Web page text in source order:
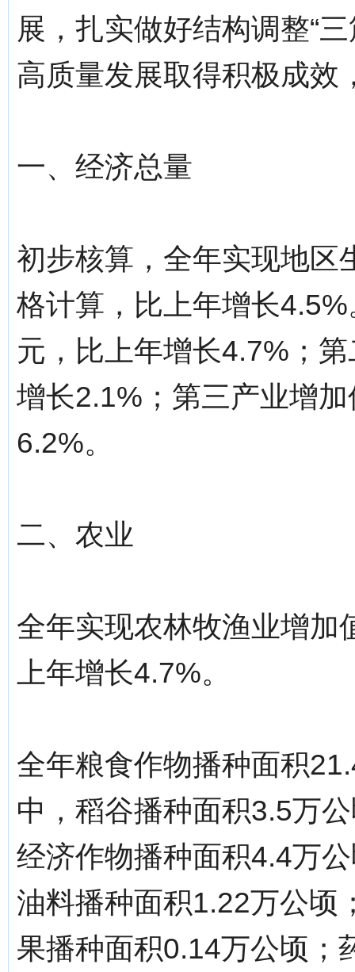
展，扎实做好结构调整“
高质量发展取得积极成效
一、经济总量
初步核算，全年实现地区
格计算，比上年增长
元，比上年增长4.7%；
增长2.1%；第三产业增
6.2%。
二、农业
全年实现农林牧渔业增加
上年增长4.7%。
全年粮食作物播种面积
中，稻谷播种面积3.5万
经济作物播种面积4.4万
油料播种面积1.22万公顷
果播种面积0.14万公顷；